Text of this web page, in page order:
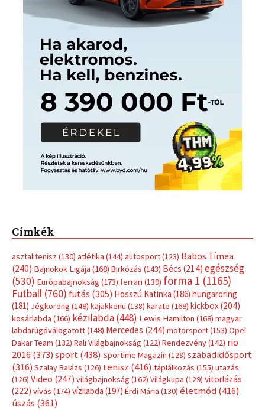
Címkék
asztalitenisz (130) atlétika (144) autosport(123) Babos Tímea
(240) Bajnokok Ligája (168) Birkózás (143) Bécs (214) egészség
(530) Európabajnokság (173) ferrari (139) forma 1 (1165)
Futball (760) futás (305) Hosszú Katinka (186) hungaroring
(181) Jégkorong (148) kajakkenu (138) karate (168) kickbox(204)
kosárlabda (166) kézilabda(448) Lewis Hamilton (168) magyar
labdarúgóválogatott(148) Mercedes (244) motorsport(153) Opel
Dakar Team (132) Rali Világbajnokság (122) Rendezvény(142) rio
2016 (373) sport(438) Sportime Magazin (128) szabadidősport
(316) Szalay Balázs (126) tenisz (416) táplálkozás (155) utazás
(126) Video (247) világbajnokság (162) Világkupa (129) vitorlázás
(222) vívás (174) vízilabda (197) Érdi Mária (130) életmód(416)
úszás (361)